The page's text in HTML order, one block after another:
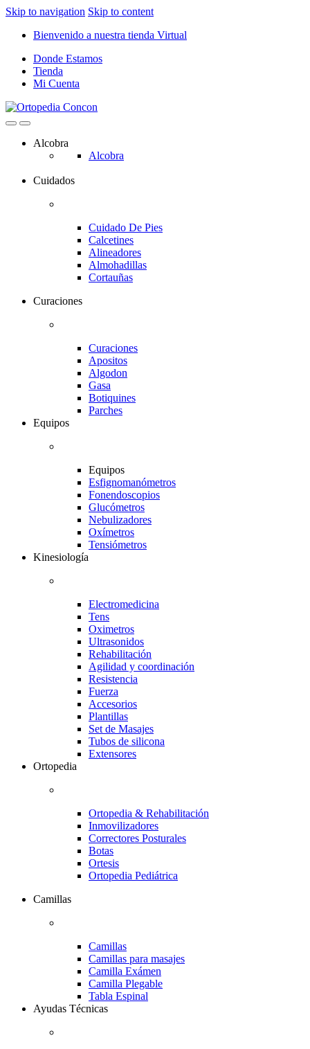
Skip to navigation Skip to content
Bienvenido a nuestra tienda Virtual
Donde Estamos
Tienda
Mi Cuenta
Alcobra
Alcobra
Cuidados
Cuidado De Pies
Calcetines
Alineadores
Almohadillas
Cortauñas
Curaciones
Curaciones
Apositos
Algodon
Gasa
Botiquines
Parches
Equipos
Equipos
Esfignomanómetros
Fonendoscopios
Glucómetros
Nebulizadores
Oxímetros
Tensiómetros
Kinesiología
Electromedicina
Tens
Oximetros
Ultrasonidos
Rehabilitación
Agilidad y coordinación
Resistencia
Fuerza
Accesorios
Plantillas
Set de Masajes
Tubos de silicona
Extensores
Ortopedia
Ortopedia & Rehabilitación
Inmovilizadores
Correctores Posturales
Botas
Ortesis
Ortopedia Pediátrica
Camillas
Camillas
Camillas para masajes
Camilla Exámen
Camilla Plegable
Tabla Espinal
Ayudas Técnicas